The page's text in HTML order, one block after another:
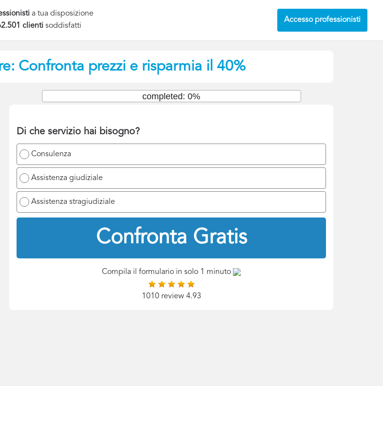
a tua disposizione
clientisoddisfatti
Accesso professionisti
Confronta prezzi e risparmia il 40%
Di che servizio hai bisogno?
Consulenza
Assistenza giudiziale
Assistenza stragiudiziale
Confronta Gratis
completed: 0%
Compila il formulario in solo 1 minuto
1010 review 4.93